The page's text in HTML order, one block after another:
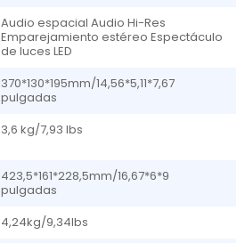
Audio espacial Audio Hi-Res
Emparejamiento estéreo Espectáculo
de luces LED
370*130*195mm/14,56*5,11*7,67
pulgadas
3,6 kg/7,93 lbs
423,5*161*228,5mm/16,67*6*9
pulgadas
4,24kg/9,34lbs